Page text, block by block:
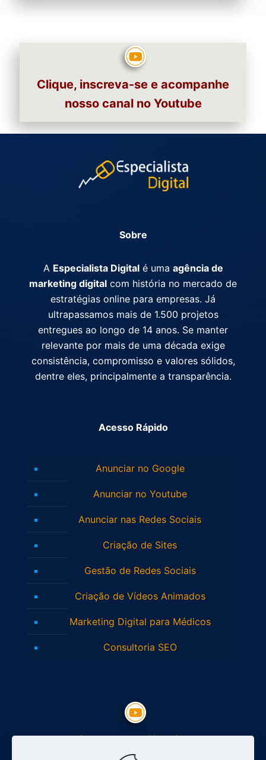
Clique, inscreva-se e acompanhe
nosso canal no Youtube
Sobre
A Especialista Digitalé uma agência de
marketing digital com história no mercado de
estratégias online para empresas. Já
ultrapassamos mais de 1.500 projetos
entregues ao longo de 14 anos. Se manter
relevante por mais de uma década exige
consistência, compromisso e valores sólidos,
dentre eles, principalmente a transparência.
Acesso Rápido
Anunciar no Google
Anunciar no Youtube
Anunciar nas Redes Sociais
Criação de Sites
Gestão de Redes Sociais
Criação de Vídeos Animados
Marketing Digital para Médicos
Consultoria SEO
Inscreva-se no Youtube